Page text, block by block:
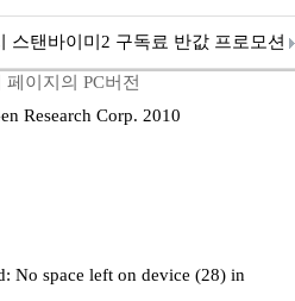
스탠바이미2 구독료 반값 프로모션
페이지의 PC버전
Research Corp. 2010
No space left on device (28) in